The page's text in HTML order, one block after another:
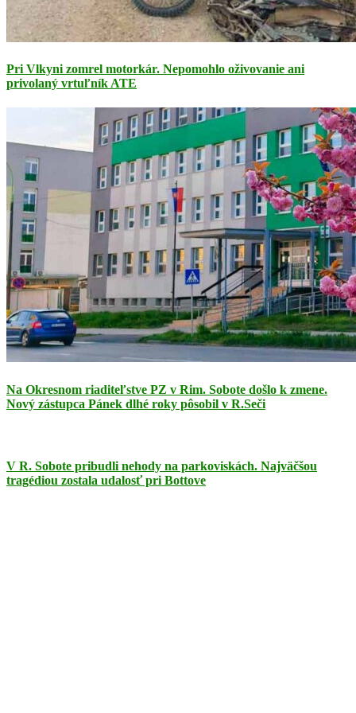
Pri Vlkyni zomrel motorkár. Nepomohlo oživovanie ani
privolaný vrtuľník ATE
Na Okresnom riaditeľstve PZ v Rim. Sobote došlo k zmene.
Nový zástupca Pánek dlhé roky pôsobil v R.Seči
V R. Sobote pribudli nehody na parkoviskách. Najväčšou
tragédiou zostala udalosť pri Bottove